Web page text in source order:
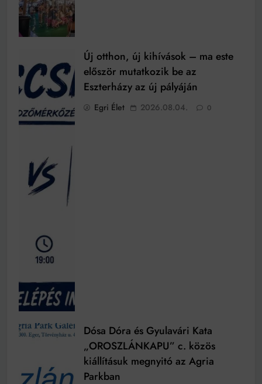
Új otthon, új kihívások – ma este
először mutatkozik be az
Eszterházy az új pályáján
Egri Élet 2026.08.04. 0
Dósa Dóra és Gyulavári Kata
„OROSZLÁNKAPU” c. közös
kiállításuk megnyitó az Agria
Parkban